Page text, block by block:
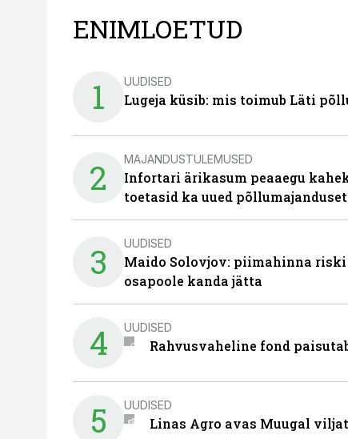
ENIMLOETUD
1 UUDISED
Lugeja küsib: mis toimub Läti
2 MAJANDUSTULEMUSED
Infortari ärikasum peaaegu
toetasid ka uued
3 UUDISED
Maido Solovjov: piimahinna
osapoole kanda jätta
4 UUDISED
Rahvusvaheline fond
5 UUDISED
Linas Agro avas Muugal